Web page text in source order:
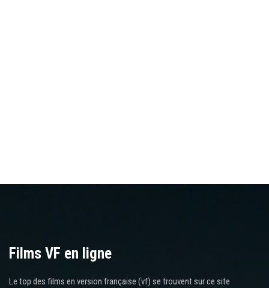
Films VF en ligne
Le top des films en version française (vf) se trouvent sur ce site